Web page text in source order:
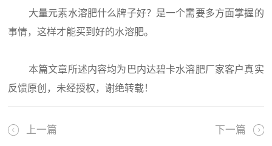
大量元素水溶肥什么牌子好？是一个需要多方面掌握的
事情，这样才能买到好的水溶肥。
本篇文章所述内容均为巴内达碧卡水溶肥厂家客户真实
反馈原创，未经授权，谢绝转载！
上一篇 下一篇